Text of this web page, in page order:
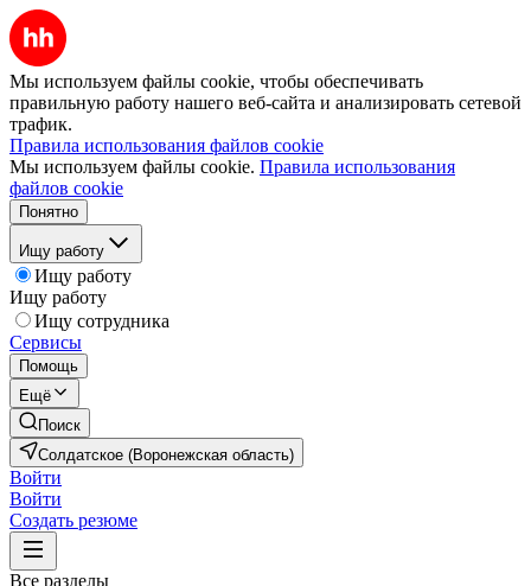
Мы используем файлы cookie, чтобы обеспечивать
правильную работу нашего веб-сайта и анализировать сетевой
трафик.
Правила использования файлов cookie
Мы используем файлы cookie. Правила использования
файлов cookie
Понятно
Ищу работу
Ищу работу
Ищу работу
Ищу сотрудника
Сервисы
Помощь
Ещё
Поиск
Солдатское (Воронежская область)
Войти
Войти
Создать резюме
Все разделы